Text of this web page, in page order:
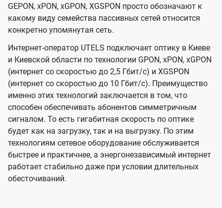
GEPON, xPON, xGPON, XGSPON просто обозначают к
какому виду семейства пассивных сетей относится
конкретно упомянутая сеть.
Интернет-оператор UTELS подключает оптику в Киеве
и Киевской области по технологии GPON, xPON, xGPON
(интернет со скоростью до 2,5 Гбит/с) и XGSPON
(интернет со скоростью до 10 Гбит/с). Преимущество
именно этих технологий заключается в том, что
способен обеспечивать абонентов симметричным
сигналом. То есть гигабитная скорость по оптике
будет как на загрузку, так и на выгрузку. По этим
технологиям сетевое оборудование обслуживается
быстрее и практичнее, а энергонезависимый интернет
работает стабильно даже при условии длительных
обесточиваний.